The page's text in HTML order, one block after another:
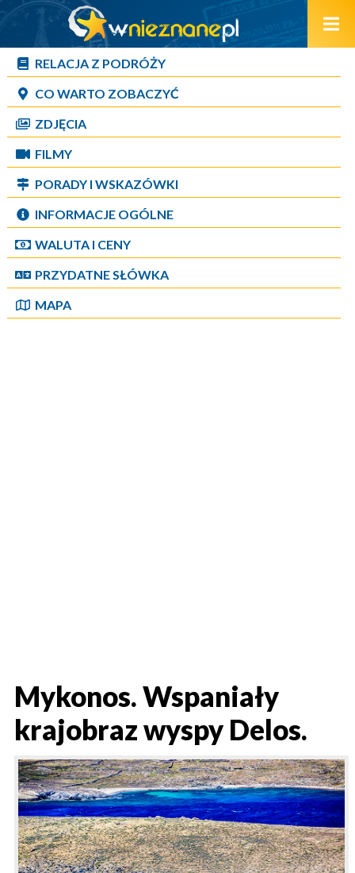
RELACJA Z PODRÓŻY
CO WARTO ZOBACZYĆ
ZDJĘCIA
FILMY
PORADY I WSKAZÓWKI
INFORMACJE OGÓLNE
WALUTA I CENY
PRZYDATNE SŁÓWKA
MAPA
Mykonos. Wspaniały
krajobraz wyspy Delos.